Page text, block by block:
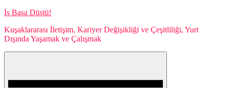
Skip
content
İş Başa Düştü!
Kuşaklararası İletişim, Kariyer Değişikliği ve Çeşitliliği, Yurt
Dışında Yaşamak ve Çalışmak